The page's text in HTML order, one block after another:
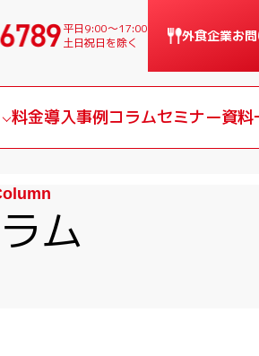
平日9:00〜17:00
土日祝日を除く
外食企業お
ビス
料金導入事例コラムセミナー資料
ム